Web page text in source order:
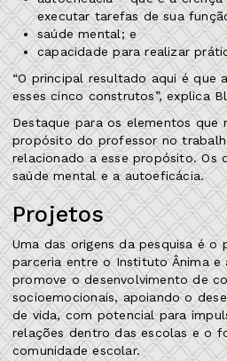
executar tarefas de sua
saúde mental; e
capacidade para realizar
“O principal resultado aqui é que
esses cinco construtos”, explica
Destaque para os elementos que
propósito do professor no
relacionado a esse propósito. Os
saúde mental e a autoeficácia.
Projetos
Uma das origens da pesquisa é o
parceria entre o Instituto Ânima e
promove o desenvolvimento de
socioemocionais, apoiando o
de vida, com potencial para
relações dentro das escolas e o
comunidade escolar.